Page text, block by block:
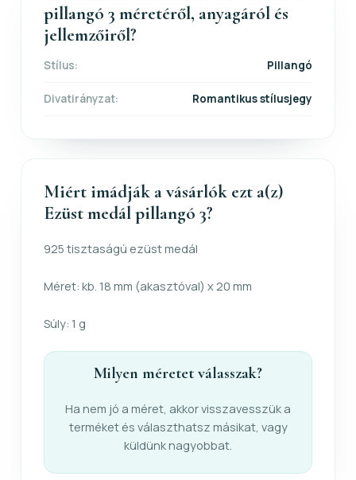
pillangó 3 méretéről, anyagáról és
jellemzőiről?
Stílus: Pillangó
Divatirányzat: Romantikus stílusjegy
Miért imádják a vásárlók ezt a(z)
Ezüst medál pillangó 3?
925 tisztaságú ezüst medál
Méret: kb. 18 mm (akasztóval) x 20 mm
Súly: 1 g
Milyen méretet válasszak?
Ha nem jó a méret, akkor visszavesszük a
terméket és választhatsz másikat, vagy
küldünk nagyobbat.